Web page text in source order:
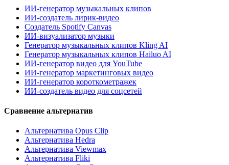
ИИ-генератор музыкальных клипов
ИИ-создатель лирик-видео
Создатель Spotify Canvas
ИИ-визуализатор музыки
Генератор музыкальных клипов Kling AI
Генератор музыкальных клипов Hailuo AI
ИИ-генератор видео для YouTube
ИИ-генератор маркетинговых видео
ИИ-генератор короткометражек
ИИ-создатель видео для соцсетей
Сравнение альтернатив
Альтернатива Opus Clip
Альтернатива Hedra
Альтернатива Viewmax
Альтернатива Fliki